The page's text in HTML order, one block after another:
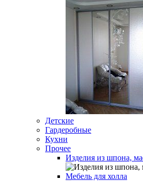
Детские
Гардеробные
Кухни
Прочее
Изделия из шпона,
Мебель для холла